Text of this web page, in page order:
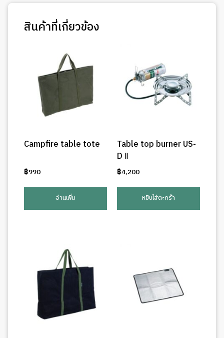
สินค้าที่เกี่ยวข้อง
Campfire table tote
฿990
อ่านเพิ่ม
Table top burner US-
D Ⅱ
฿4,200
หยิบใส่ตะกร้า